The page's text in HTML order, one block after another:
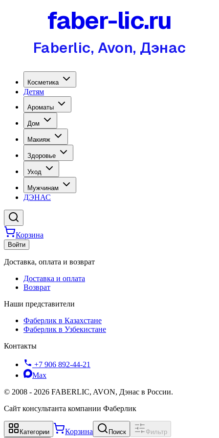
faber-lic.ru
Faberlic, Avon, Дэнас
Косметика
Детям
Ароматы
Дом
Макияж
Здоровье
Уход
Мужчинам
ДЭНАС
Корзина
Войти
Доставка, оплата и возврат
Доставка и оплата
Возврат
Наши представители
Фаберлик в Казахстане
Фаберлик в Узбекистане
Контакты
+7 906 892-44-21
Max
© 2008 - 2026 FABERLIC, AVON, Дэнас в России.
Сайт консультанта компании Фаберлик
Категории Корзина Поиск Фильтр